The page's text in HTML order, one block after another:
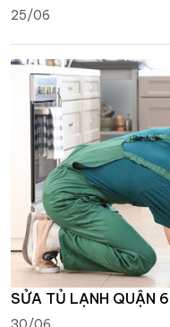
25/06
SỬA TỦ LẠNH QUẬN 6